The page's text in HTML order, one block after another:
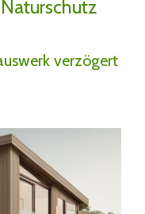
verzögert